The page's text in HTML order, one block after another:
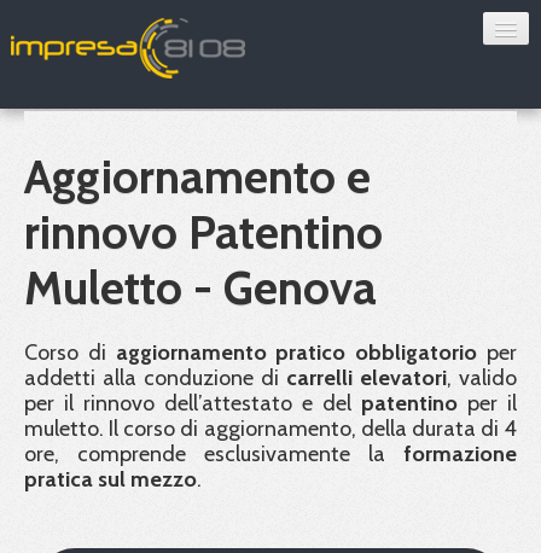
Sorveglianza sanitaria
Convenzioni
Blog
Chi siamo
Contatti
Verifica 8108
Aggiornamento e
rinnovo Patentino
Muletto - Genova
Corso di aggiornamento pratico obbligatorio per
addetti alla conduzione di carrelli elevatori, valido
per il rinnovo dell’attestato e del patentino per il
muletto. Il corso di aggiornamento, della durata di 4
ore, comprende esclusivamente la formazione
pratica sul mezzo.